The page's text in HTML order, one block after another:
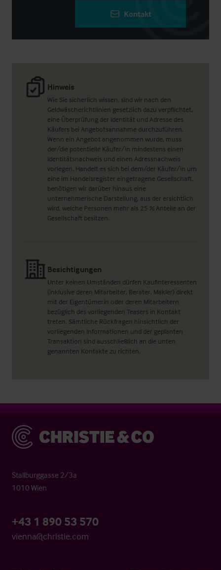
Hinweis
Wie Sie sicherlich wissen, sind wir nach den
Geldwäscherichtlinien gesetzlich dazu verpflichtet,
eine Überprüfung der Identität und Adresse des
Käufers bei Angebotsannahme durchzuführen.
Wenn ein Angebot angenommen wurde, muss
der/die potentielle Käufer/in mindestens einen
Identitätsnachweis und einen Adressnachweis
vorlegen. Handelt es sich bei dem/der Käufer/in um
eine im Handelsregister eingetragene Gesellschaft,
benötigen wir darüber hinaus eine
unternehmerische Darstellung, aus der ersichtlich
wird, welche Personen mehr als 25 % Anteile an der
Gesellschaft besitzen.
Besichtigungen
Unter keinen Umständen dürfen Kaufinteressenten
(inklusive deren Mitarbeiter, Berater, Makler) direkt
mit der Eigentümerin oder deren Mitarbeitern
bezüglich des vorliegenden Teasers in Kontakt
treten. Sämtliche Rückfragen hinsichtlich der
vorliegenden Informationen und der geplanten
Transaktion sind ausschließlich an die unten
genannten Kontakte zu richten.
Kontakt
Christie & Co
Stallburggasse 2/3a
1010 Wien
+43 1 890 53 570
vienna@christie.com